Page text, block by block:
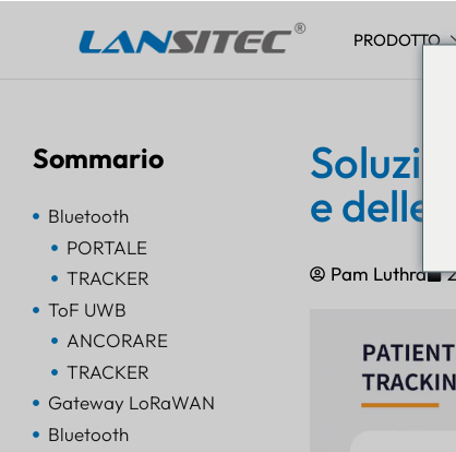
PRODOTTO
Sommario
Bluetooth
PORTALE
TRACKER
ToF UWB
ANCORARE
TRACKER
Gateway LoRaWAN
Bluetooth
e delle
Pam Luthra